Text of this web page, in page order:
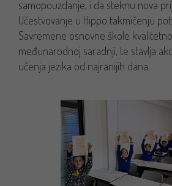
samopouzdanje, i da steknu nova
Učestvovanje u Hippo takmičenju
Savremene osnovne škole
međunarodnoj saradnji, te stavlja
učenja jezika od najranijih dana.